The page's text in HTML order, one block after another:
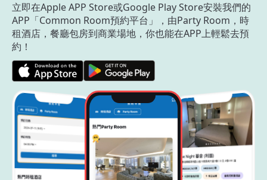
立即在Apple APP Store或Google Play Store安裝我們的
APP「Common Room預約平台」，由Party Room，時
租酒店，餐廳包房到商業場地，你也能在APP上輕鬆去預
約！